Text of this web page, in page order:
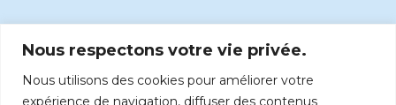
Nous respectons votre vie privée.
Nous utilisons des cookies pour améliorer votre
expérience de navigation, diffuser des contenus
accueil@radiomaria.fr
Écoutez Radio Maria sur :